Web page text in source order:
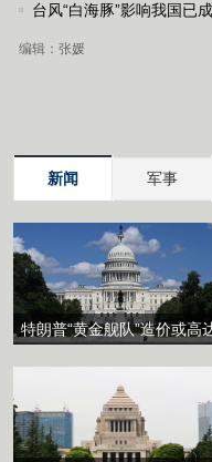
台风“白海豚”影响我国已
编辑：张媛
新闻 军事
特朗普“黄金舰队”造价或高